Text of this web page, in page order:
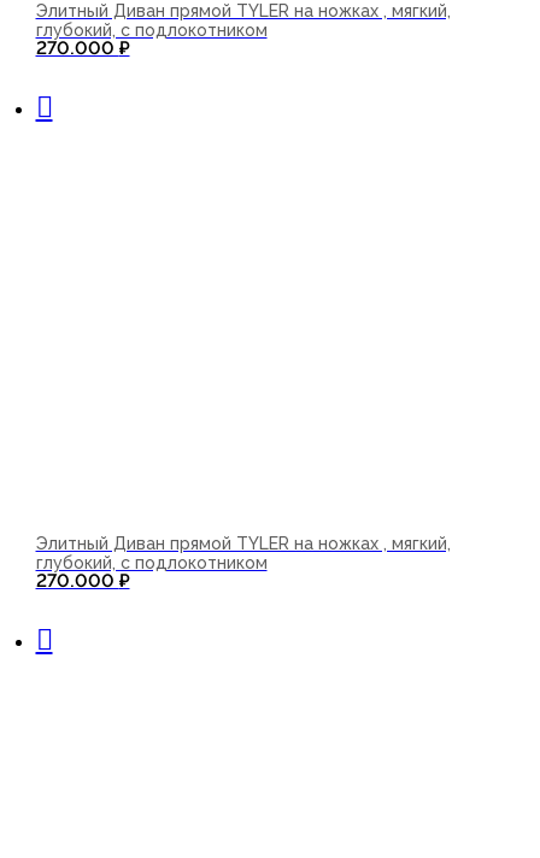
Элитный Диван прямой TYLER на ножках , мягкий,
глубокий, с подлокотником
270.000 ₽
Элитный Диван прямой TYLER на ножках , мягкий,
глубокий, с подлокотником
270.000 ₽